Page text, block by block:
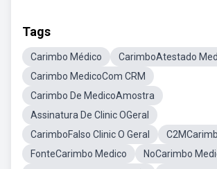
Tags
Carimbo Médico
CarimboAtestado
Carimbo MedicoCom CRM
Carimbo De MedicoAmostra
Assinatura De Clinic OGeral
CarimboFalso Clinic O Geral
FonteCarimbo Medico
NoCarimbo